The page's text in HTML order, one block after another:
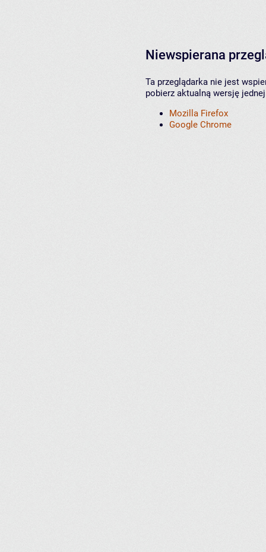
Niewspierana
Ta przeglądarka nie jest
pobierz aktualną wersję
Mozilla Firefox
Google Chrome